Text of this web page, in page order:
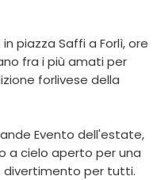
in piazza Saffi a Forlì, ore
fra i più amati per
forlivese della
Evento dell'estate,
a cielo aperto per una
divertimento per tutti.